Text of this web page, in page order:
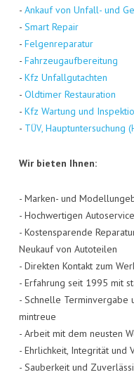
- Ankauf von Unfall- und
- Smart Repair
- Fel­gen­re­pa­ra­tur
- Fahr­zeug­auf­be­rei­tung
- Kfz Unfall­gut­ach­ten
- Old­ti­mer Restau­ra­ti­on
- Kfz War­tung und
- TÜV, Haupt­un­ter­su­chung (
Wir bie­ten Ihnen:
- Mar­ken- und
- Hoch­wer­ti­gen
- Kos­ten­spa­ren­de
Neu­kauf von Auto­tei­len
- Direk­ten Kon­takt zum
- Erfah­rung seit 1995 mit
- Schnel­le Ter­min­ver­ga­be
min­treue
- Arbeit mit dem neus­ten
- Ehr­lich­keit, Inte­gri­tät und
- Sau­ber­keit und